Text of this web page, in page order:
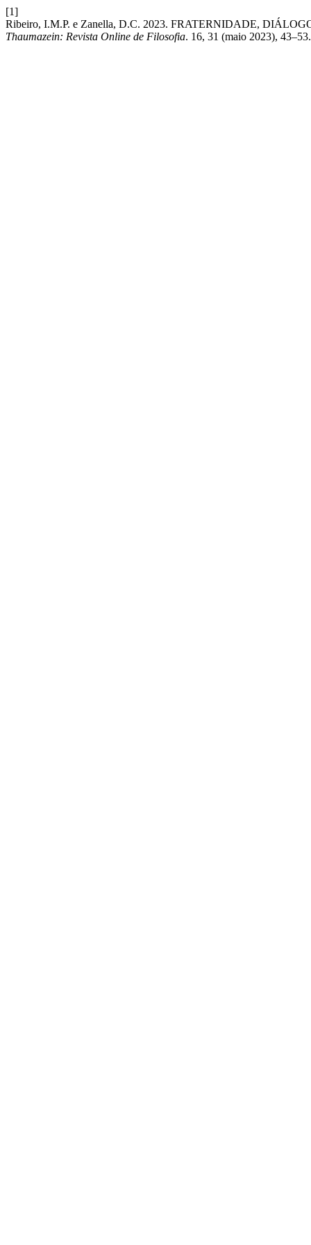
[1]
Ribeiro, I.M.P. e Zanella, D.C. 2023. FRATERNIDADE,
Thaumazein: Revista Online de Filosofia. 16, 31 (maio 2023),